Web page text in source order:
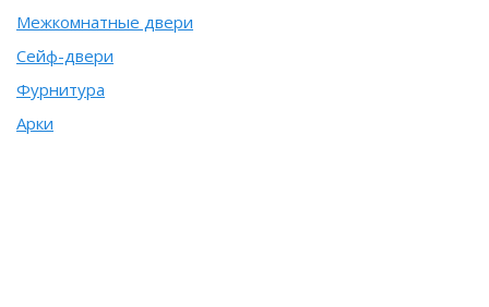
Межкомнатные двери
Сейф-двери
Фурнитура
Арки